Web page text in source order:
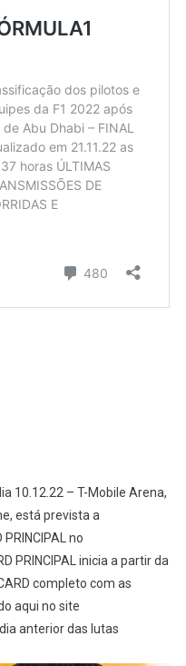
10.12.22 – T-Mobile Arena,
está prevista a
no
PRINCIPAL inicia a partir da
completo com as
aqui no site
dia anterior das lutas